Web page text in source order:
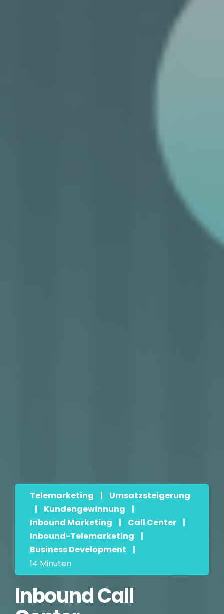
Telemarketing |
Umsatzsteigerung
|
Kundengewinnung
|
Inbound Marketing
| Call Center
|
Inbound-Telemarketing
|
Business Development
|
14 Minuten
Inbound Call